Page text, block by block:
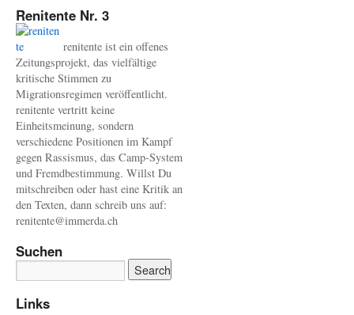
Renitente Nr. 3
renitente ist ein offenes
Zeitungsprojekt, das vielfältige
kritische Stimmen zu
Migrationsregimen veröffentlicht.
renitente vertritt keine
Einheitsmeinung, sondern
verschiedene Positionen im Kampf
gegen Rassismus, das Camp-System
und Fremdbestimmung. Willst Du
mitschreiben oder hast eine Kritik an
den Texten, dann schreib uns auf:
renitente@immerda.ch
Suchen
Links